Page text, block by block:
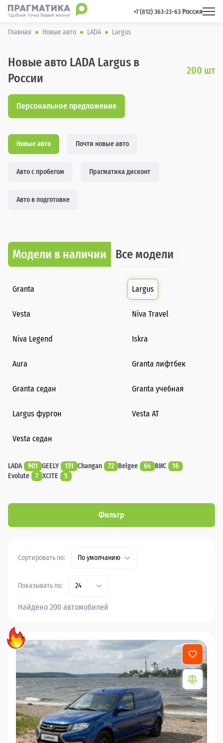
+7 (812) 363-23-63 Россия
Главная Новые авто LADA Largus
Новые авто LADA Largus в
России
200 шт
Персональное предложение
Новые авто Почти новые авто
Авто с пробегом Прагматика дисконт
Авто в подготовке
Модели в наличии Все модели
Granta Largus
Vesta Niva Travel
Niva Legend Iskra
Aura Granta лифтбек
Granta седан Granta учебная
Largus фургон Vesta AT
Vesta седан
LADA 901 GEELY 151 Changan 72 Belgee 64 ВИС
16
Evolute
7 XCITE 5
Фильтр
Сортировать по: По умолчанию
Показывать по: 24
Найдено 200 автомобилей